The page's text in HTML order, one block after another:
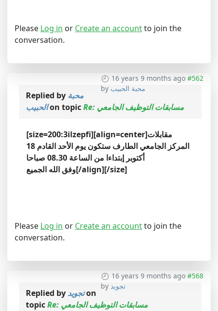
Please Log in or Create an accountto join the
conversation.
16 years 9 months ago #562
by محبة الحبيب
Replied by محبة
الحبيبon topic Re: مسابقات التوظيف الجامعي
[size=200:3ilzepfi][align=center]مقابلات
المركز الجامعي الطارف ستكون يوم الأحد القادم 18
أكتوبر إبتداءا من الساعة 08.30 صباحا
وفق الله الجميع[/align][/size]
Please Log in or Create an accountto join the
conversation.
16 years 9 months ago #568
by تجويد
Replied by تجويدon
topic
Re: مسابقات التوظيف الجامعي